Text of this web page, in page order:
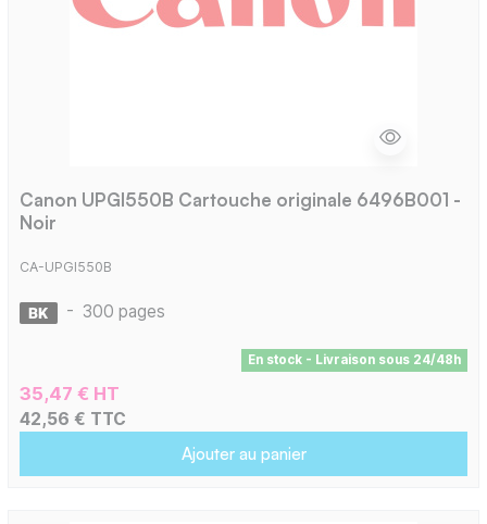
Canon UPGI550B Cartouche originale 6496B001 -
Noir
CA-UPGI550B
- 300 pages
En stock - Livraison sous 24/48h
35,47 € HT
42,56 € TTC
Ajouter au panier